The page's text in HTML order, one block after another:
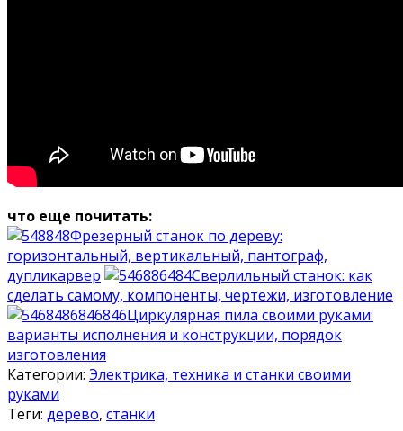
что еще почитать:
Фрезерный станок по дереву:
горизонтальный, вертикальный, пантограф,
дупликарвер
Сверлильный станок: как
сделать самому, компоненты, чертежи, изготовление
Циркулярная пила своими руками:
варианты исполнения и конструкции, порядок
изготовления
Категории: Электрика, техника и станки своими
руками
Теги: дерево, станки